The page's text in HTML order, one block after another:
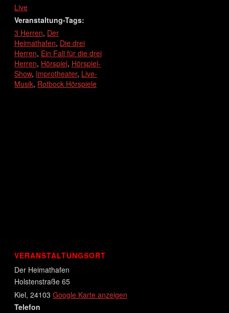
Live
Veranstaltung-Tags:
3 Herren, Der
Heimathafen, Die drei
Herren, Ein Fall für die drei
Herren, Hörspiel, Hörspiel-
Show, Improtheater, Live-
Musik, Rotbock Hörspiele
VERANSTALTUNGSORT
Der Heimathafen
Holstenstraße 65
Kiel, 24103 Google Karte anzeigen
Telefon